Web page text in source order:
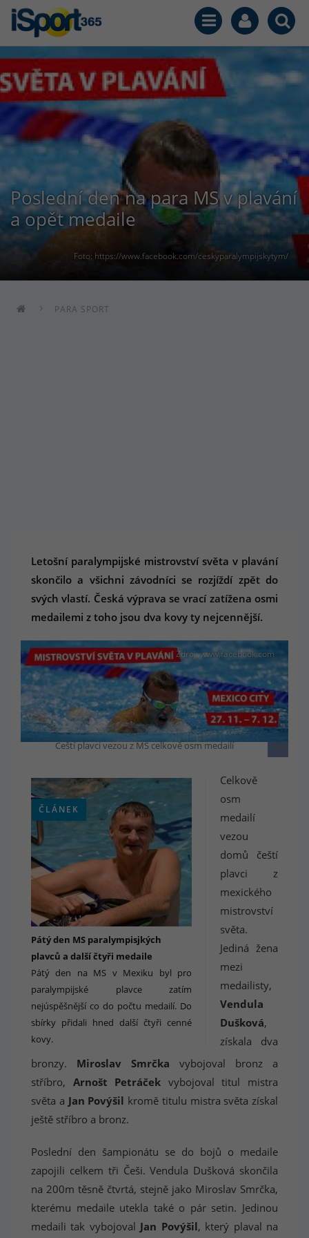
Foto: https://www.facebook.com/ceskyparalympijskytym/
Poslední den na para MS v plavání
a opět medaile
PARA SPORT
Letošní paralympijské mistrovství světa v plavání
skončilo a všichni závodníci se rozjíždí zpět do
svých vlastí. Česká výprava se vrací zatížena osmi
medailemi z toho jsou dva kovy ty nejcennější.
Čeští plavci vezou z MS celkově osm medailí
Zdroj: www.facebook.com
ČLÁNEK
Pátý den MS paralympisjkých
plavců a další čtyři medaile
Pátý den na MS v Mexiku byl pro
paralympijské plavce zatím
nejúspěšnější co do počtu medailí. Do
sbírky přidali hned další čtyři cenné
kovy.
Celkově
osm
medailí
vezou
domů čeští
plavci z
mexického
mistrovství
světa.
Jediná žena
mezi
medailisty,
Vendula
Dušková,
získala dva
bronzy. Miroslav Smrčka vybojoval bronz a
stříbro, Arnošt Petráček vybojoval titul mistra
světa a Jan Povýšil kromě titulu mistra světa získal
ještě stříbro a bronz.
Poslední den šampionátu se do bojů o medaile
zapojili celkem tři Češi. Vendula Dušková skončila
na 200m těsně čtvrtá, stejně jako Miroslav Smrčka,
kterému medaile utekla také o pár setin. Jedinou
medaili tak vybojoval Jan Povýšil, který plaval na